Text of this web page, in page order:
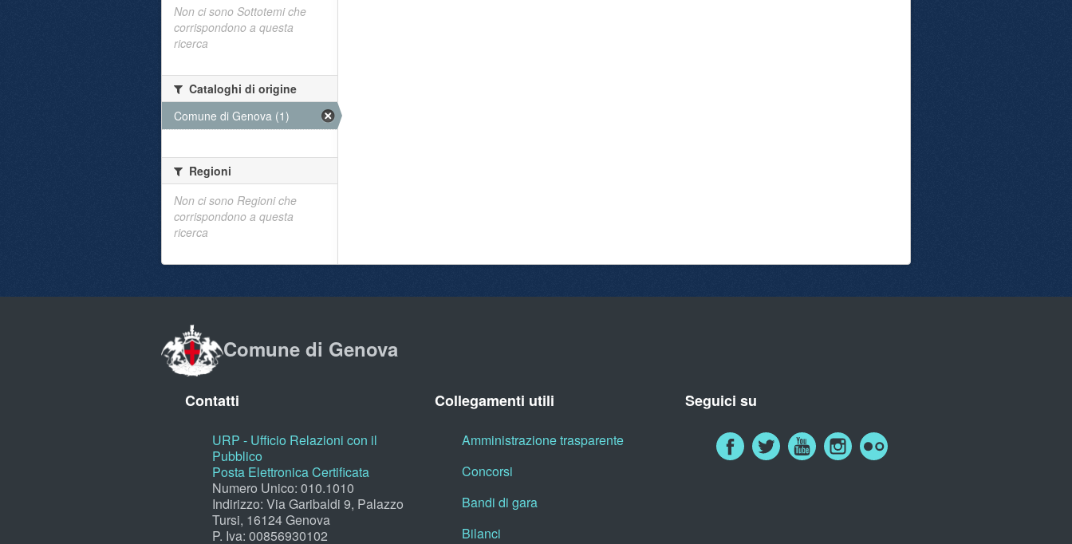
Non ci sono Sottotemi che
corrispondono a questa
ricerca
Cataloghi di origine
Comune di Genova (1)
Regioni
Non ci sono Regioni che
corrispondono a questa
ricerca
Comune di Genova
Contatti
URP - Ufficio Relazioni con il
Pubblico
Posta Elettronica Certificata
Numero Unico: 010.1010
Indirizzo: Via Garibaldi 9, Palazzo
Tursi, 16124 Genova
P. Iva: 00856930102
Collegamenti utili
Amministrazione trasparente
Concorsi
Bandi di gara
Bilanci
Seguici su